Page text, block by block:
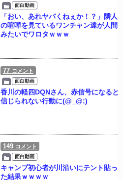
面白動画
「おい、あれヤバくねぇか！？」隣人
の喧嘩を見ているワンチャン達が人間
みたいでワロタｗｗｗ
77 コメント
面白動画
香川の軽四DQNさん、赤信号になると
信じられない行動に(@_@;)
149 コメント
面白動画
キャンプ初心者が川沿いにテント貼っ
た結果ｗｗｗｗ